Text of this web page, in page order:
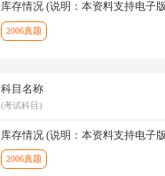
库存情况 (说明：本资料支持电子
2006真题
科目名称
(考试科目)
库存情况 (说明：本资料支持电子
2006真题